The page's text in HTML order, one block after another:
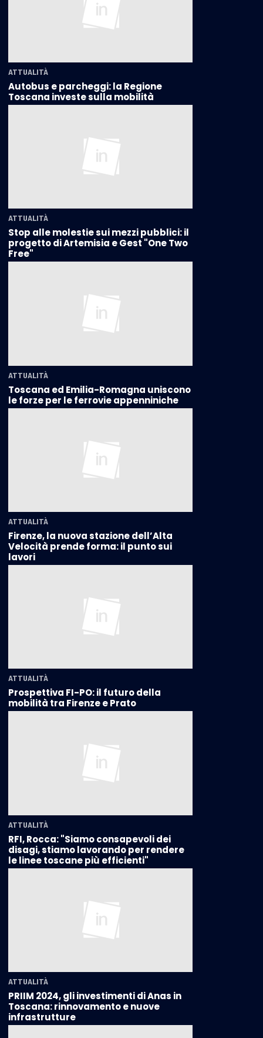
ATTUALITÀ
Autobus e parcheggi: la Regione
Toscana investe sulla mobilità
ATTUALITÀ
Stop alle molestie sui mezzi pubblici: il
progetto di Artemisia e Gest "One Two
Free"
ATTUALITÀ
Toscana ed Emilia-Romagna uniscono
le forze per le ferrovie appenniniche
ATTUALITÀ
Firenze, la nuova stazione dell’Alta
Velocità prende forma: il punto sui
lavori
ATTUALITÀ
Prospettiva FI-PO: il futuro della
mobilità tra Firenze e Prato
ATTUALITÀ
RFI, Rocca: "Siamo consapevoli dei
disagi, stiamo lavorando per rendere
le linee toscane più efficienti"
ATTUALITÀ
PRIIM 2024, gli investimenti di Anas in
Toscana: rinnovamento e nuove
infrastrutture